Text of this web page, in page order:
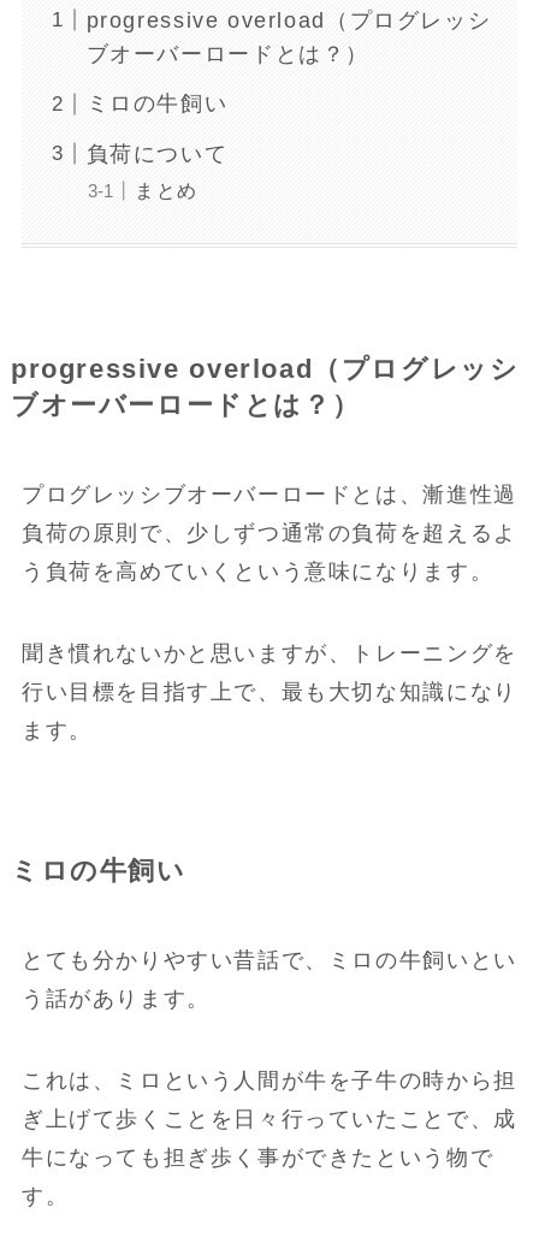
progressive overload（プログレッシ
ブオーバーロードとは？）
ミロの牛飼い
負荷について
まとめ
progressive overload（プログレッシ
ブオーバーロードとは？）
プログレッシブオーバーロードとは、漸進性過
負荷の原則で、少しずつ通常の負荷を超えるよ
う負荷を高めていくという意味になります。
聞き慣れないかと思いますが、トレーニングを
行い目標を目指す上で、最も大切な知識になり
ます。
ミロの牛飼い
とても分かりやすい昔話で、ミロの牛飼いとい
う話があります。
これは、ミロという人間が牛を子牛の時から担
ぎ上げて歩くことを日々行っていたことで、成
牛になっても担ぎ歩く事ができたという物で
す。